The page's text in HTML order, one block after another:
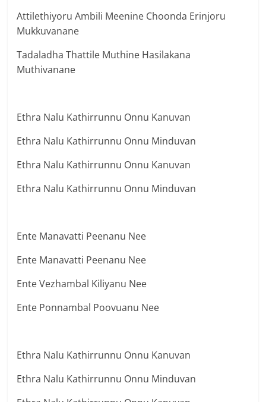
Attilethiyoru Ambili Meenine Choonda Erinjoru
Mukkuvanane
Tadaladha Thattile Muthine Hasilakana
Muthivanane
Ethra Nalu Kathirrunnu Onnu Kanuvan
Ethra Nalu Kathirrunnu Onnu Minduvan
Ethra Nalu Kathirrunnu Onnu Kanuvan
Ethra Nalu Kathirrunnu Onnu Minduvan
Ente Manavatti Peenanu Nee
Ente Manavatti Peenanu Nee
Ente Vezhambal Kiliyanu Nee
Ente Ponnambal Poovuanu Nee
Ethra Nalu Kathirrunnu Onnu Kanuvan
Ethra Nalu Kathirrunnu Onnu Minduvan